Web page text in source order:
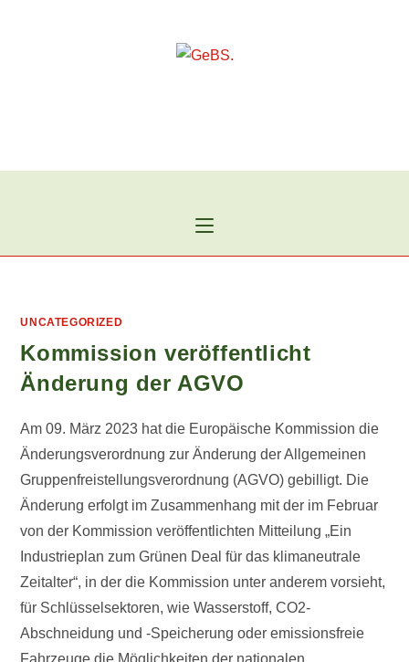
UNCATEGORIZED
Kommission veröffentlicht
Änderung der AGVO
Am 09. März 2023 hat die Europäische Kommission die
Änderungsverordnung zur Änderung der Allgemeinen
Gruppenfreistellungsverordnung (AGVO) gebilligt. Die
Änderung erfolgt im Zusammenhang mit der im Februar
von der Kommission veröffentlichten Mitteilung „Ein
Industrieplan zum Grünen Deal für das klimaneutrale
Zeitalter“, in der die Kommission unter anderem vorsieht,
für Schlüsselsektoren, wie Wasserstoff, CO2-
Abschneidung und -Speicherung oder emissionsfreie
Fahrzeuge die Möglichkeiten der nationalen